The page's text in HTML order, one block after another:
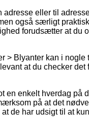
eller til
også særligt
forudsætter at du
> Blyanter kan i
at du checker
enkelt hverdag på
på at det
de har udsigt til at